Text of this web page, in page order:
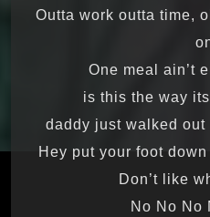
Outta work outta time,
One meal ain’t
is this the way
daddy just walked out
Hey put your foot
Don’t like
No No No